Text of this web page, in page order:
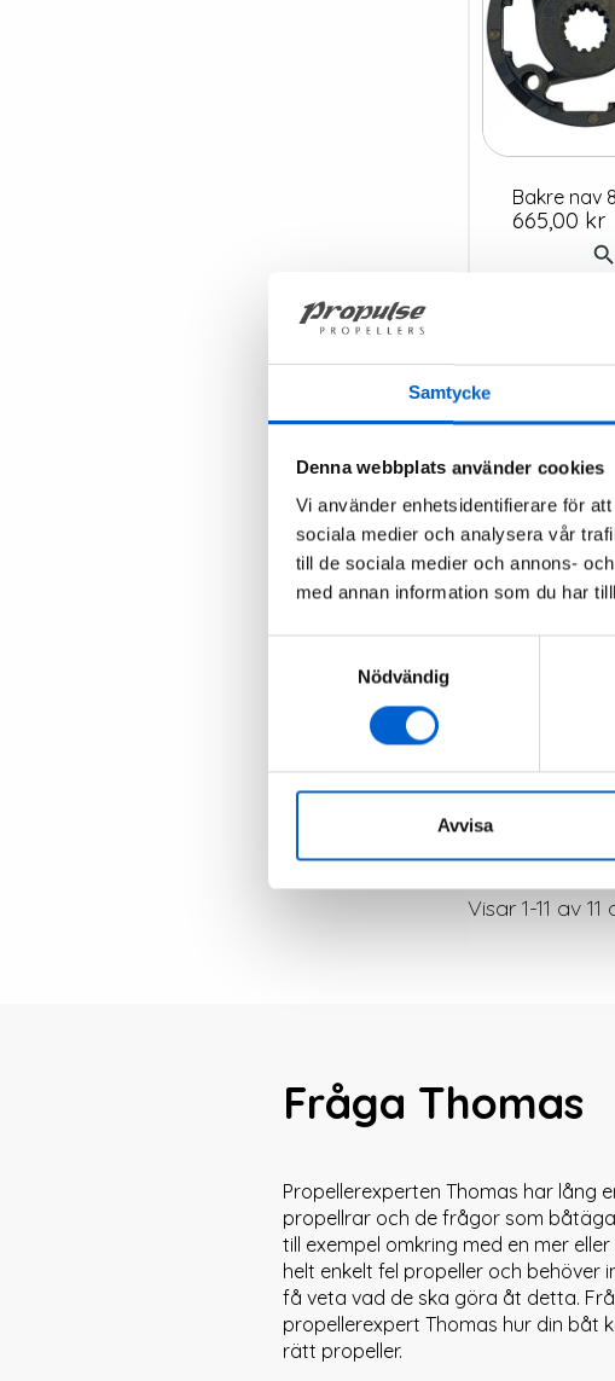
Samtycke
Denna webbplats använder cookies
Vi använder enhetsidentifierare för
sociala medier och analysera vår
till de sociala medier och annons-
med annan information som du har
Nödvändig
Avvisa
Bakre nav
Pris
665,00 kr

Bakre nav
Visar 1-11 av
Fråga Thomas
Propellerexperten Thomas har lång
propellrar och de frågor som
till exempel omkring med en mer
helt enkelt fel propeller och behöver
få veta vad de ska göra åt detta.
propellerexpert Thomas hur din båt
rätt propeller.